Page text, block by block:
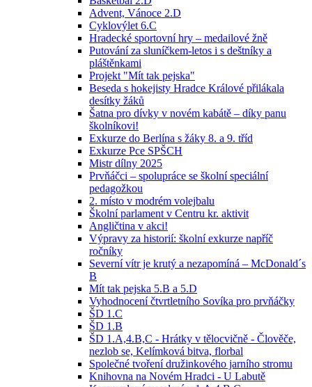
Advent, Vánoce 2.D
Cyklovýlet 6.C
Hradecké sportovní hry – medailové žně
Putování za sluníčkem-letos i s deštníky a
pláštěnkami
Projekt "Mít tak pejska"
Beseda s hokejisty Hradce Králové přilákala
desítky žáků
Šatna pro dívky v novém kabátě – díky panu
školníkovi!
Exkurze do Berlína s žáky 8. a 9. tříd
Exkurze Pce SPŠCH
Mistr dílny 2025
Prvňáčci – spolupráce se školní speciální
pedagožkou
2. místo v modrém volejbalu
Školní parlament v Centru kr. aktivit
Angličtina v akci!
Výpravy za historií: školní exkurze napříč
ročníky
Severní vítr je krutý a nezapomíná – McDonald´s
B
Mít tak pejska 5.B a 5.D
Vyhodnocení čtvrtletního Sovíka pro prvňáčky
ŠD 1.C
ŠD 1.B
ŠD 1.A,4.B,C - Hrátky v tělocvičně - Člověče,
nezlob se, Kelímková bitva, florbal
Společné tvoření družinkového jarního stromu
Knihovna na Novém Hradci - U Labutě